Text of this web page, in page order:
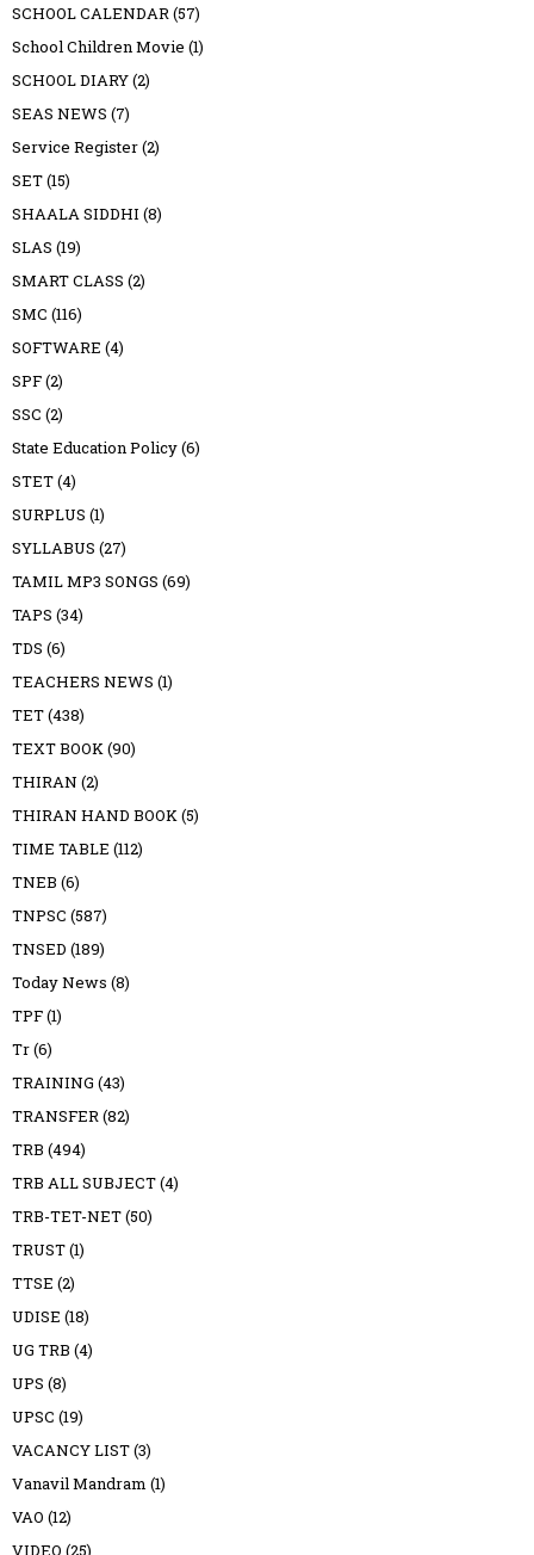
SCHOOL CALENDAR(57)
School Children Movie (1)
SCHOOL DIARY(2)
SEAS NEWS (7)
Service Register(2)
SET(15)
SHAALA SIDDHI (8)
SLAS (19)
SMART CLASS (2)
SMC (116)
SOFTWARE (4)
SPF(2)
SSC (2)
State Education Policy(6)
STET(4)
SURPLUS (1)
SYLLABUS (27)
TAMIL MP3 SONGS (69)
TAPS (34)
TDS (6)
TEACHERS NEWS (1)
TET(438)
TEXT BOOK(90)
THIRAN (2)
THIRAN HAND BOOK(5)
TIME TABLE (112)
TNEB (6)
TNPSC (587)
TNSED (189)
Today News (8)
TPF(1)
Tr(6)
TRAINING (43)
TRANSFER(82)
TRB (494)
TRB ALL SUBJECT(4)
TRB-TET-NET(50)
TRUST(1)
TTSE (2)
UDISE (18)
UG TRB (4)
UPS (8)
UPSC (19)
VACANCY LIST(3)
Vanavil Mandram (1)
VAO (12)